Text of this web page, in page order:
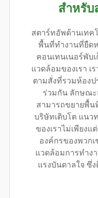
สำหรับ
สตาร์ทอัพด้านเทค
พื้นที่ทำงานที่ยืด
คอนเทนเนอร์พับ
แวดล้อมของเรา เ
ตามสั่งที่รวมห้อง
ร่วมกัน ลักษณะ
สามารถขยายพื้น
บริษัทเติบโต แนว
ของเราไม่เพียง
องค์กรของพวก
แวดล้อมการทำง
แรงบันดาลใจ ซึ่